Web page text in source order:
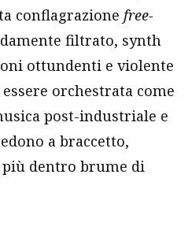
conflagrazione free-
filtrato, synth
ottundenti e violente
orchestrata come
post-industriale e
a braccetto,
dentro brume di